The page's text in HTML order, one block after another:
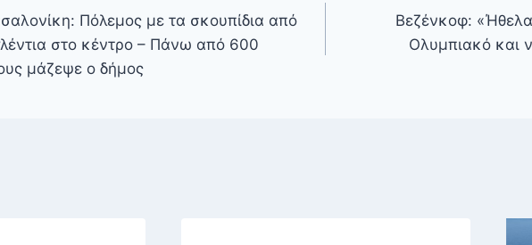
Πόλεμος με τα σκουπίδια από
στο κέντρο – Πάνω από 600
μάζεψε ο δήμος
Βεζένκοφ:
Ολυμπιακό και